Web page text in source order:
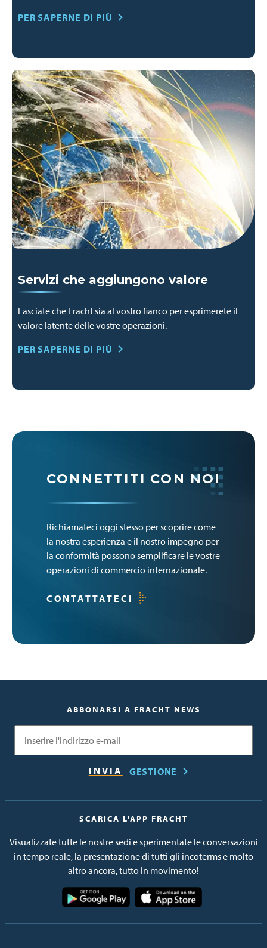
PER SAPERNE DI PIÙ
Servizi che aggiungono valore
Lasciate che Fracht sia al vostro fianco per esprimerete il
valore latente delle vostre operazioni.
PER SAPERNE DI PIÙ
CONNETTITI CON NOI
Richiamateci oggi stesso per scoprire come
la nostra esperienza e il nostro impegno per
la conformità possono semplificare le vostre
operazioni di commercio internazionale.
CONTATTATECI
ABBONARSI A FRACHT NEWS
GESTIONE
SCARICA L'APP FRACHT
Visualizzate tutte le nostre sedi e sperimentate le conversazioni
in tempo reale, la presentazione di tutti gli incoterms e molto
altro ancora, tutto in movimento!
Immagine
Immagine